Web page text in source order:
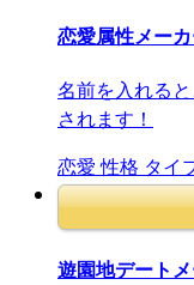
恋愛属性メー
名前を入れる
されます！
恋愛 性格 タイ
遊園地デート